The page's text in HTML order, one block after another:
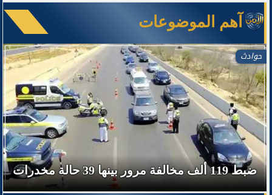
آهم الموضوعات
حوادث
ضبط 119 ألف مخالفة مرور بينها 39 حالة مخدرات